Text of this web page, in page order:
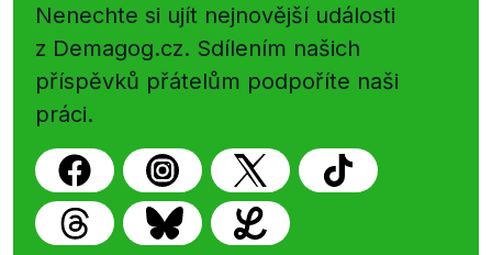
Nenechte si ujít nejnovější události
z Demagog.cz. Sdílením našich
příspěvků přátelům podpoříte naši
práci.